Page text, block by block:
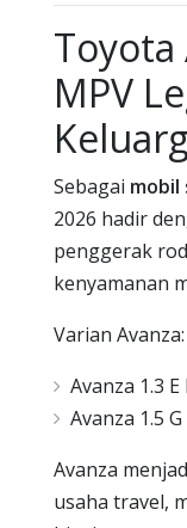
Toyota
MPV
Sebagai mobil
2026 hadir
penggerak
kenyamanan
Varian Avanza:
Avanza 1.3
Avanza 1.5
Avanza
usaha travel,